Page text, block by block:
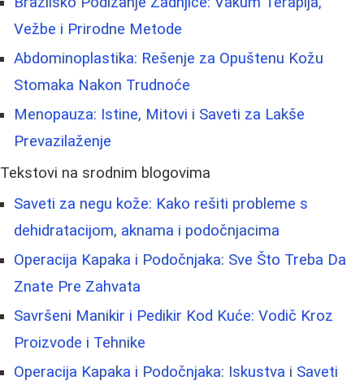
Vežbe i Prirodne Metode
Abdominoplastika: Rešenje za Opuštenu Kožu
Stomaka Nakon Trudnoće
Menopauza: Istine, Mitovi i Saveti za Lakše
Prevazilaženje
Tekstovi na srodnim blogovima
Saveti za negu kože: Kako rešiti probleme s
dehidratacijom, aknama i podočnjacima
Operacija Kapaka i Podočnjaka: Sve Što Treba Da
Znate Pre Zahvata
Savršeni Manikir i Pedikir Kod Kuće: Vodič Kroz
Proizvode i Tehnike
Operacija Kapaka i Podočnjaka: Iskustva i Saveti